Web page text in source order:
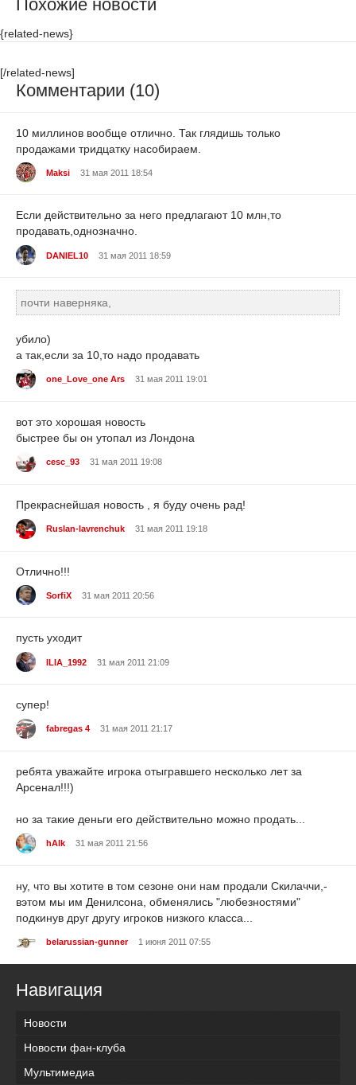
Похожие новости
{related-news}
[/related-news]
Комментарии (10)
10 миллинов вообще отлично. Так глядишь только
продажами тридцатку насобираем.
Maksi 31 мая 2011 18:54
Если действительно за него предлагают 10 млн,то
продавать,однозначно.
DANIEL10 31 мая 2011 18:59
почти наверняка,
убило)
а так,если за 10,то надо продавать
one_Love_one Ars 31 мая 2011 19:01
вот это хорошая новость
быстрее бы он утопал из Лондона
cesc_93 31 мая 2011 19:08
Прекраснейшая новость , я буду очень рад!
Ruslan-lavrenchuk 31 мая 2011 19:18
Отлично!!!
SorfiX 31 мая 2011 20:56
пусть уходит
ILIA_1992 31 мая 2011 21:09
супер!
fabregas 4 31 мая 2011 21:17
ребята уважайте игрока отыгравшего несколько лет за
Арсенал!!!)
но за такие деньги его действительно можно продать...
hAlk 31 мая 2011 21:56
ну, что вы хотите в том сезоне они нам продали Скилаччи,-
вэтом мы им Денилсона, обменялись "любезностями"
подкинув друг другу игроков низкого класса...
belarussian-gunner 1 июня 2011 07:55
Навигация
Новости
Новости фан-клуба
Мультимедиа